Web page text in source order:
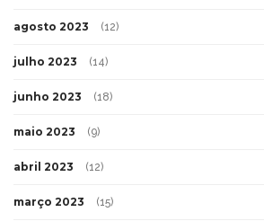
agosto 2023 (12)
julho 2023 (14)
junho 2023 (18)
maio 2023 (9)
abril 2023 (12)
março 2023 (15)